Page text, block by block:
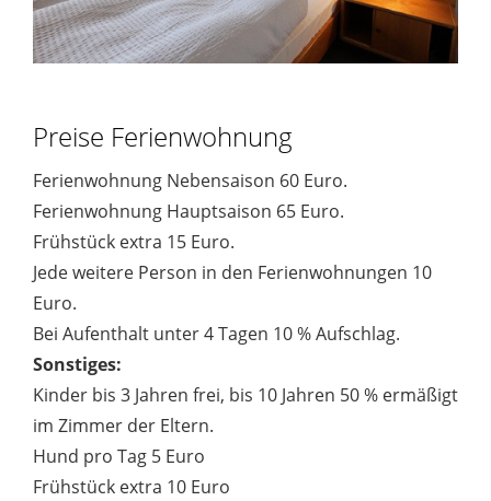
Preise Ferienwohnung
Ferienwohnung Nebensaison 60 Euro.
Ferienwohnung Hauptsaison 65 Euro.
Frühstück extra 15 Euro.
Jede weitere Person in den Ferienwohnungen 10
Euro.
Bei Aufenthalt unter 4 Tagen 10 % Aufschlag.
Sonstiges:
Kinder bis 3 Jahren frei, bis 10 Jahren 50 % ermäßigt
im Zimmer der Eltern.
Hund pro Tag 5 Euro
Frühstück extra 10 Euro